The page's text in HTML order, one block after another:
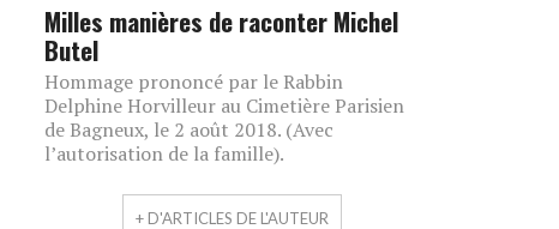
Milles manières de raconter Michel
Butel
Hommage prononcé par le Rabbin
Delphine Horvilleur au Cimetière Parisien
de Bagneux, le 2 août 2018. (Avec
l’autorisation de la famille).
+ D'ARTICLES DE L'AUTEUR